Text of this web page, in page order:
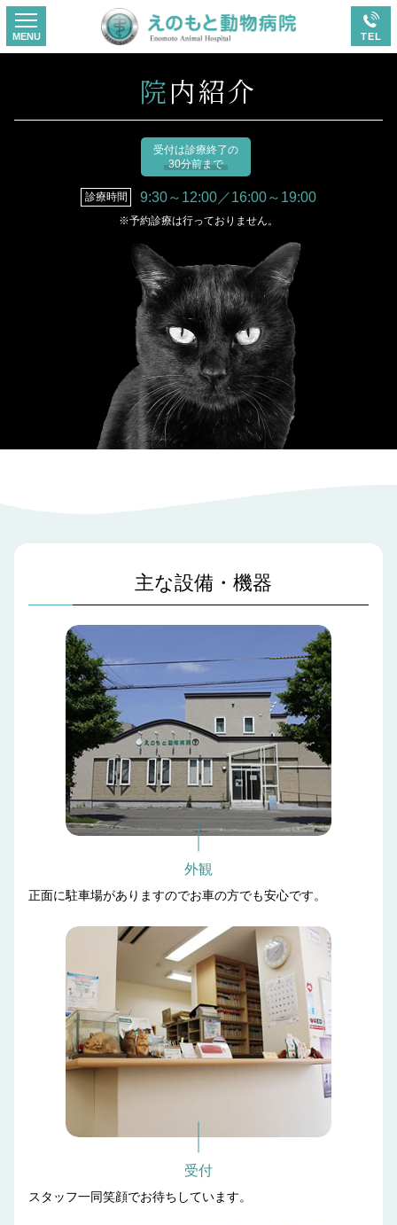
院内紹介
受付は診療終了の
30分前まで
診療時間 9:30～12:00／16:00～19:00
※予約診療は行っておりません。
主な設備・機器
外観
正面に駐車場がありますのでお車の方でも安心です。
受付
スタッフ一同笑顔でお待ちしています。